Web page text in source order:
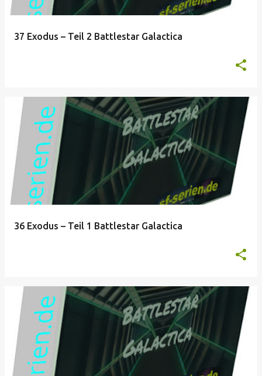
37 Exodus – Teil 2 Battlestar Galactica
36 Exodus – Teil 1 Battlestar Galactica